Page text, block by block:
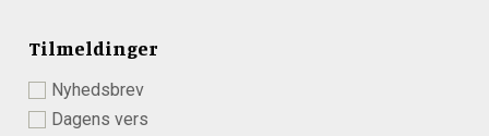
Tilmeldinger
Nyhedsbrev
Dagens vers